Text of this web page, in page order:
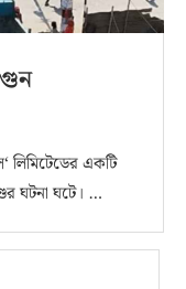
লিমিটেডের একটি
ঘটনা ঘটে। …